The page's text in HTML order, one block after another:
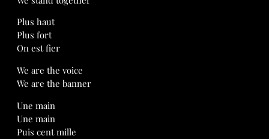
Plus haut
Plus fort
On est fier
We are the voice
We are the banner
Une main
Une main
Puis cent mille